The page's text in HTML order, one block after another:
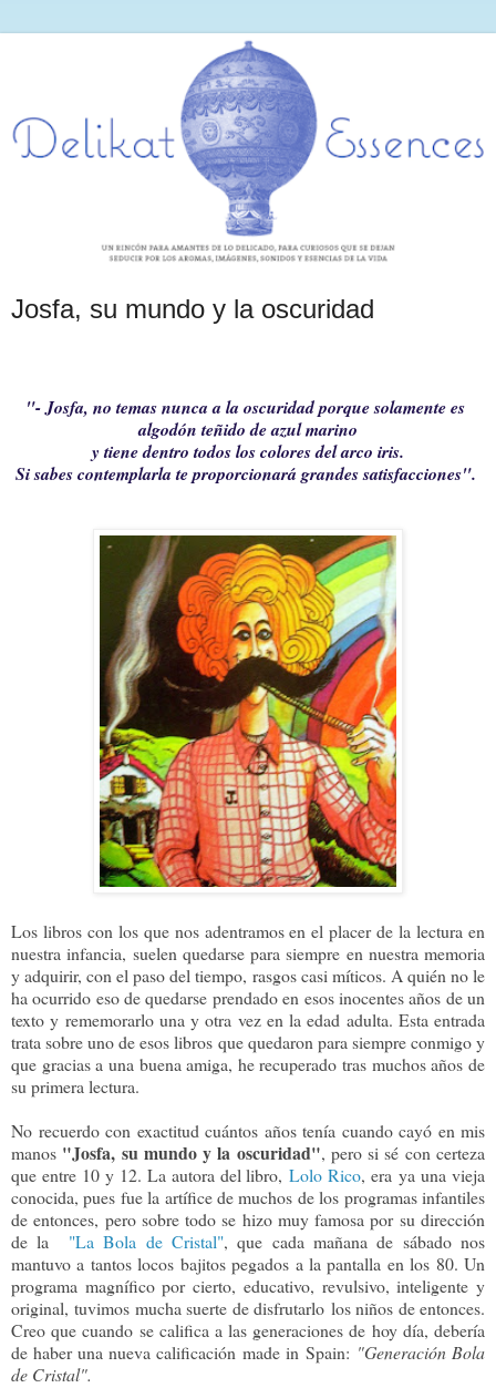
Josfa, su mundo y la oscuridad
"- Josfa, no temas nunca a la oscuridad porque solamente es
algodón teñido de azul marino
y tiene dentro todos los colores del arco iris.
Si sabes contemplarla te proporcionará grandes satisfacciones".
Los libros con los que nos adentramos en el placer de la lectura en
nuestra infancia, suelen quedarse para siempre en nuestra memoria
y adquirir, con el paso del tiempo, rasgos casi míticos. A quién no le
ha ocurrido eso de quedarse prendado en esos inocentes años de un
texto y rememorarlo una y otra vez en la edad adulta. Esta entrada
trata sobre uno de esos libros que quedaron para siempre conmigo y
que gracias a una buena amiga, he recuperado tras muchos años de
su primera lectura.
No recuerdo con exactitud cuántos años tenía cuando cayó en mis
manos "Josfa, su mundo y la oscuridad", pero si sé con certeza
que entre 10 y 12. La autora del libro,Lolo Rico, era ya una vieja
conocida, pues fue la artífice de muchos de los programas infantiles
de entonces, pero sobre todo se hizo muy famosa por su dirección
de la "La Bola de Cristal", que cada mañana de sábado nos
mantuvo a tantos locos bajitos pegados a la pantalla en los 80. Un
programa magnífico por cierto, educativo, revulsivo, inteligente y
original, tuvimos mucha suerte de disfrutarlo los niños de entonces.
Creo que cuando se califica a las generaciones de hoy día, debería
de haber una nueva calificación made in Spain: "Generación Bola
de Cristal".